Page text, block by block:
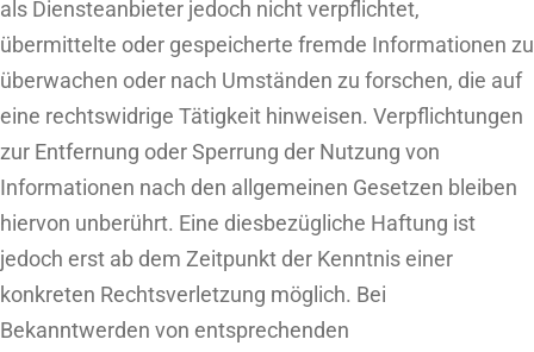
als Diensteanbieter jedoch nicht verpflichtet,
übermittelte oder gespeicherte fremde Informationen zu
überwachen oder nach Umständen zu forschen, die auf
eine rechtswidrige Tätigkeit hinweisen. Verpflichtungen
zur Entfernung oder Sperrung der Nutzung von
Informationen nach den allgemeinen Gesetzen bleiben
hiervon unberührt. Eine diesbezügliche Haftung ist
jedoch erst ab dem Zeitpunkt der Kenntnis einer
konkreten Rechtsverletzung möglich. Bei
Bekanntwerden von entsprechenden